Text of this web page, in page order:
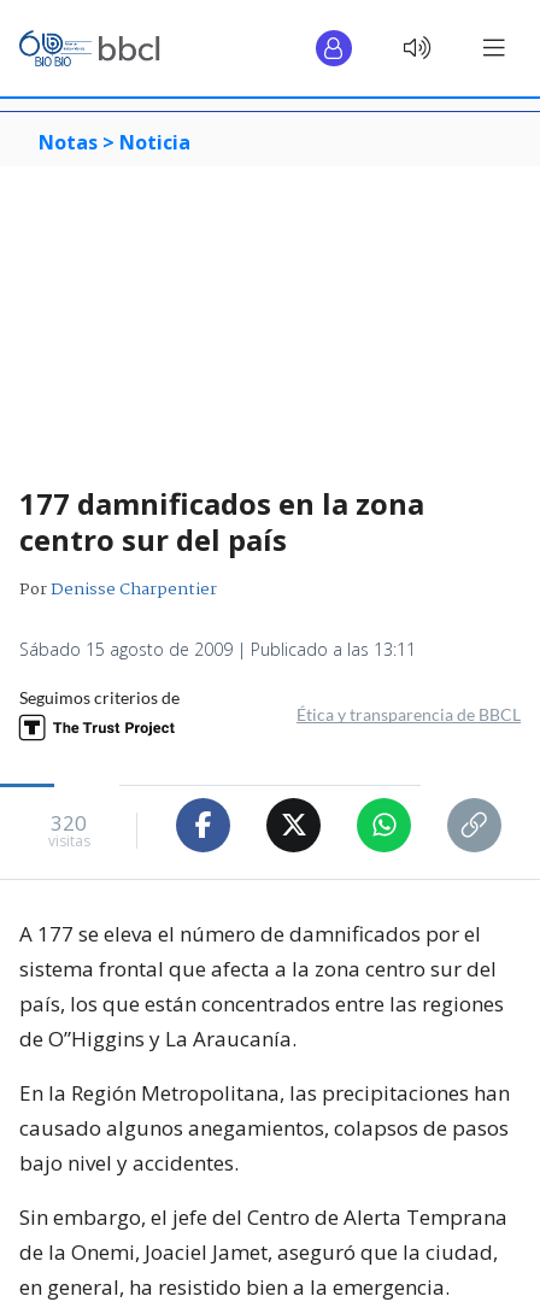
Notas > Noticia
177 damnificados en la zona
centro sur del país
PorDenisse Charpentier
Sábado 15 agosto de 2009 | Publicado a las 13:11
Seguimos criterios de
Ética y transparencia de BBCL
320
visitas
A 177 se eleva el número de damnificados por el
sistema frontal que afecta a la zona centro sur del
país, los que están concentrados entre las regiones
de O”Higgins y La Araucanía.
En la Región Metropolitana, las precipitaciones han
causado algunos anegamientos, colapsos de pasos
bajo nivel y accidentes.
Sin embargo, el jefe del Centro de Alerta Temprana
de la Onemi, Joaciel Jamet, aseguró que la ciudad,
en general, ha resistido bien a la emergencia.